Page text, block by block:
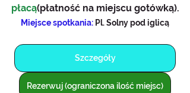
płacą(płatność na miejscu gotówką).
Miejsce spotkania: Pl. Solny pod iglicą
Szczegóły
Rezerwuj (ograniczona ilość miejsc)